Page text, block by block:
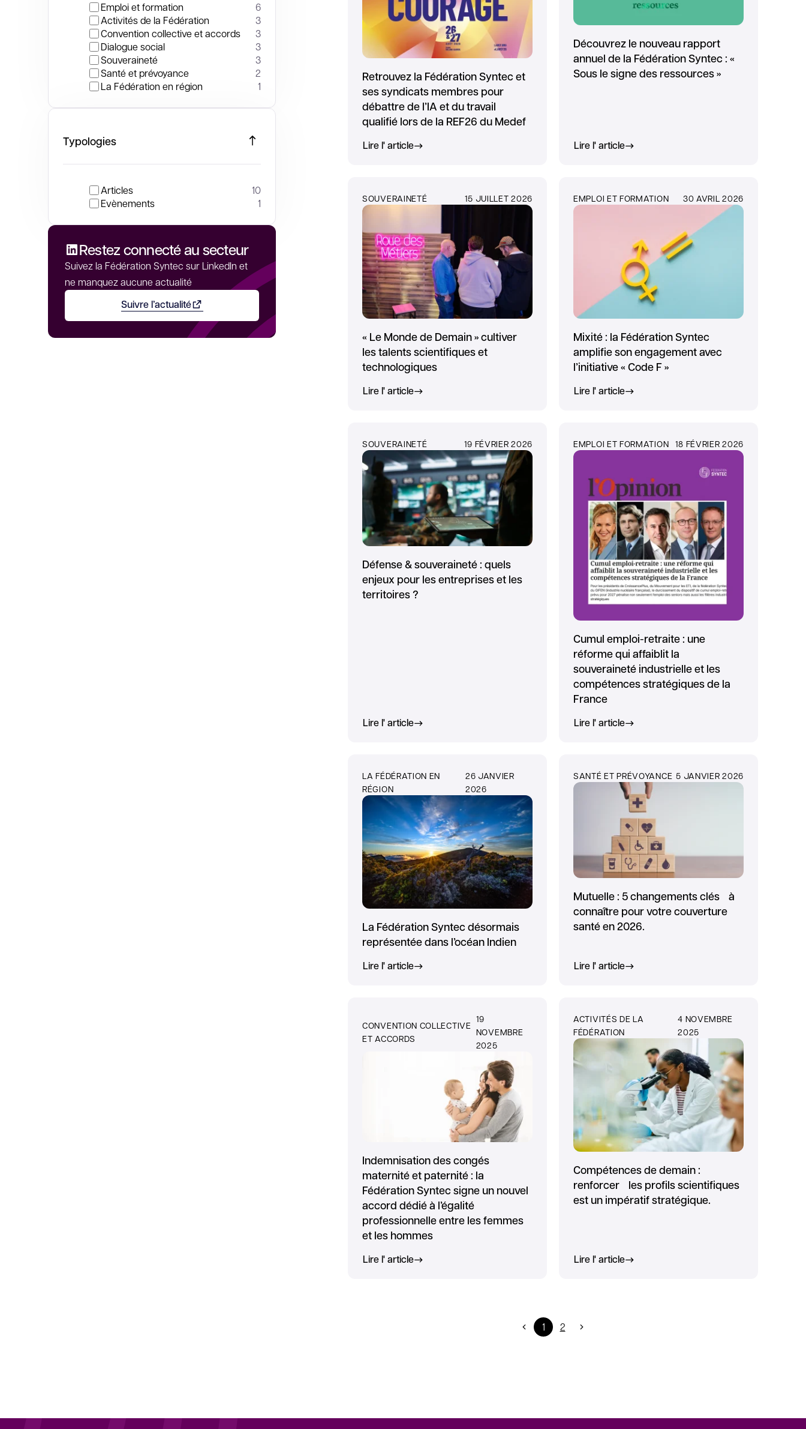
Emploi et formation
6
Activités de la Fédération
3
Convention collective et accords
3
Dialogue social
3
Souveraineté
3
Santé et prévoyance
2
La Fédération en région
1
Typologies
Articles
10
Evènements
1
Restez connecté au secteur
Suivez la Fédération Syntec sur LinkedIn et
ne manquez aucune actualité
Suivre l’actualitéOuvrir dans un nouvel onglet
Retrouvez la Fédération Syntec et
ses syndicats membres pour
débattre de l’IA et du travail
qualifié lors de la REF26 du Medef
Lire l' article
Découvrez le nouveau rapport
annuel de la Fédération Syntec : «
Sous le signe des ressources »
Lire l' article
SOUVERAINETÉ 15 JUILLET 2026
« Le Monde de Demain » cultiver
les talents scientifiques et
technologiques
Lire l' article
EMPLOI ET FORMATION 30 AVRIL 2026
Mixité : la Fédération Syntec
amplifie son engagement avec
l’initiative « Code F »
Lire l' article
SOUVERAINETÉ 19 FÉVRIER 2026
Défense & souveraineté : quels
enjeux pour les entreprises et les
territoires ?
Lire l' article
EMPLOI ET FORMATION 18 FÉVRIER 2026
Cumul emploi-retraite : une
réforme qui affaiblit la
souveraineté industrielle et les
compétences stratégiques de la
France
Lire l' article
LA FÉDÉRATION EN
RÉGION
26 JANVIER
2026
La Fédération Syntec désormais
représentée dans l’océan Indien
Lire l' article
SANTÉ ET PRÉVOYANCE 5 JANVIER 2026
Mutuelle : 5 changements clés à
connaître pour votre couverture
santé en 2026.
Lire l' article
CONVENTION COLLECTIVE
ET ACCORDS
19
NOVEMBRE
2025
Indemnisation des congés
maternité et paternité : la
Fédération Syntec signe un nouvel
accord dédié à l’égalité
professionnelle entre les femmes
et les hommes
Lire l' article
ACTIVITÉS DE LA
FÉDÉRATION
4 NOVEMBRE
2025
Compétences de demain :
renforcer les profils scientifiques
est un impératif stratégique.
Lire l' article
1 2